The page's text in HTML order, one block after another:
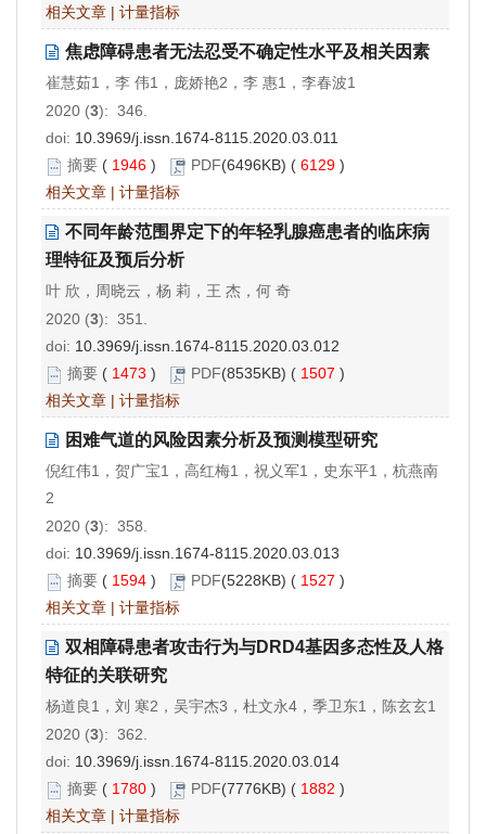
相关文章 | 计量指标
焦虑障碍患者无法忍受不确定性水平及相关因素
崔慧茹1，李 伟1，庞娇艳2，李 惠1，李春波1
2020 (3): 346.
doi: 10.3969/j.issn.1674-8115.2020.03.011
摘要 ( 1946 ) PDF(6496KB) ( 6129 )
相关文章 | 计量指标
不同年龄范围界定下的年轻乳腺癌患者的临床病
理特征及预后分析
叶 欣，周晓云，杨 莉，王 杰，何 奇
2020 (3): 351.
doi: 10.3969/j.issn.1674-8115.2020.03.012
摘要 ( 1473 ) PDF(8535KB) ( 1507 )
相关文章 | 计量指标
困难气道的风险因素分析及预测模型研究
倪红伟1，贺广宝1，高红梅1，祝义军1，史东平1，杭燕南
2
2020 (3): 358.
doi: 10.3969/j.issn.1674-8115.2020.03.013
摘要 ( 1594 ) PDF(5228KB) ( 1527 )
相关文章 | 计量指标
双相障碍患者攻击行为与DRD4基因多态性及人格
特征的关联研究
杨道良1，刘 寒2，吴宇杰3，杜文永4，季卫东1，陈玄玄1
2020 (3): 362.
doi: 10.3969/j.issn.1674-8115.2020.03.014
摘要 ( 1780 ) PDF(7776KB) ( 1882 )
相关文章 | 计量指标